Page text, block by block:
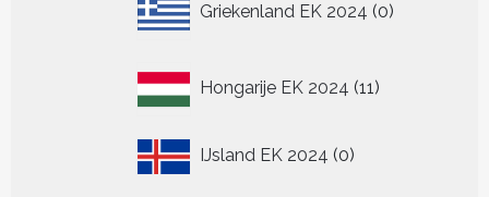
Griekenland EK 2024 0
producten
Hongarije EK 2024 11
producten
IJsland EK 2024 00